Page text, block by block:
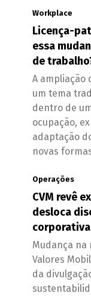
Workplace
Licença-
essa
de
A ampliação
um tema
dentro de
ocupação,
adaptação
novas
Operações
CVM revê
desloca
corporativa
Mudança na
Valores
da